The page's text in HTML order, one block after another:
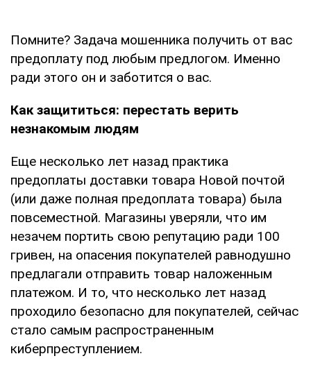
Помните? Задача мошенника получить от вас
предоплату под любым предлогом. Именно
ради этого он и заботится о вас.
Как защититься: перестать верить
незнакомым людям
Еще несколько лет назад практика
предоплаты доставки товара Новой почтой
(или даже полная предоплата товара) была
повсеместной. Магазины уверяли, что им
незачем портить свою репутацию ради 100
гривен, на опасения покупателей равнодушно
предлагали отправить товар наложенным
платежом. И то, что несколько лет назад
проходило безопасно для покупателей, сейчас
стало самым распространенным
киберпреступлением.